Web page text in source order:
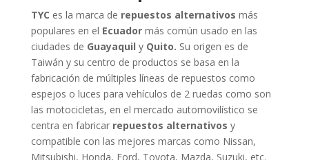
TYC es la marca de repuestos alternativos más
populares en el Ecuador más común usado en las
ciudades de Guayaquil y Quito. Su origen es de
Taiwán y su centro de productos se basa en la
fabricación de múltiples líneas de repuestos como
espejos o luces para vehículos de 2 ruedas como son
las motocicletas, en el mercado automovilístico se
centra en fabricar repuestos alternativos y
compatible con las mejores marcas como Nissan,
Mitsubishi, Honda, Ford, Toyota, Mazda, Suzuki, etc.